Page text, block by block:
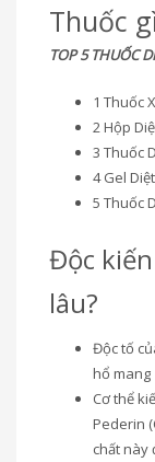
Thuốc
TOP 5 THUỐC
1 Thuốc
2 Hộp
3 Thuốc
4 Gel
5 Thuốc
Độc
lâu?
Độc tố
hổ mang
Cơ thể
Pederin
chất này